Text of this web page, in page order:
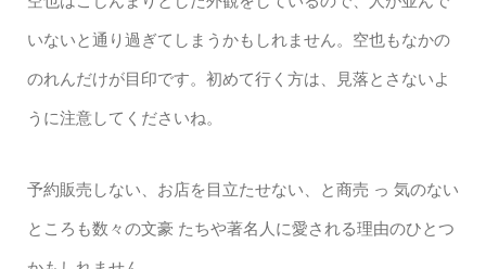
いないと通り過ぎてしまうかもしれません。空也もなかの
のれんだけが目印です。初めて行く方は、見落とさないよ
うに注意してくださいね。
予約販売しない、お店を目立たせない、と商売 っ 気のない
ところも数々の文豪 たちや著名人に愛される理由のひとつ